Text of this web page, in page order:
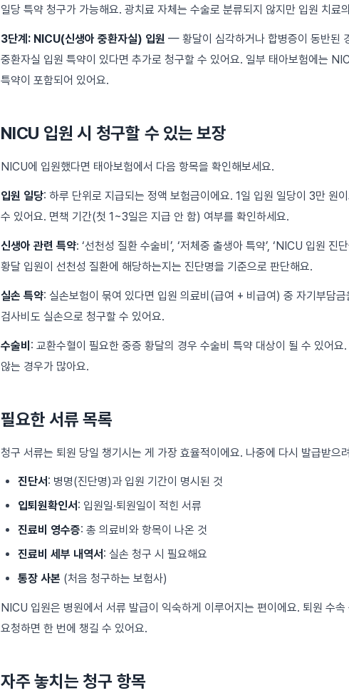
일당 특약 청구가 가능해요. 광치료 자체는 수술로 분류되지 않지만 입원 치료
3단계: NICU(신생아 중환자실) 입원 — 황달이 심각하거나 합병증이 동반된
중환자실 입원 특약이 있다면 추가로 청구할 수 있어요. 일부 태아보험에는
특약이 포함되어 있어요.
NICU 입원 시 청구할 수 있는 보장
NICU에 입원했다면 태아보험에서 다음 항목을 확인해보세요.
입원 일당: 하루 단위로 지급되는 정액 보험금이에요. 1일 입원 일당이 3만 원
수 있어요. 면책 기간(첫 1~3일은 지급 안 함) 여부를 확인하세요.
신생아 관련 특약: ‘선천성 질환 수술비’, ‘저체중 출생아 특약’, ‘NICU 입원 진
황달 입원이 선천성 질환에 해당하는지는 진단명을 기준으로 판단해요.
실손 특약: 실손보험이 묶여 있다면 입원 의료비(급여 + 비급여) 중 자기부담
검사비도 실손으로 청구할 수 있어요.
수술비 : 교환수혈이 필요한 중증 황달의 경우 수술비 특약 대상이 될 수 있어요
않는 경우가 많아요.
필요한 서류 목록
청구 서류는 퇴원 당일 챙기시는 게 가장 효율적이에요. 나중에 다시 발급받으
진단서 : 병명(진단명)과 입원 기간이 명시된 것
입퇴원확인서 : 입원일·퇴원일이 적힌 서류
진료비 영수증: 총 의료비와 항목이 나온 것
진료비 세부 내역서 : 실손 청구 시 필요해요
통장 사본 (처음 청구하는 보험사)
NICU 입원은 병원에서 서류 발급이 익숙하게 이루어지는 편이에요. 퇴원 수
요청하면 한 번에 챙길 수 있어요.
자주 놓치는 청구 항목